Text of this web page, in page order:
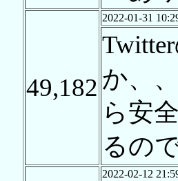
49,182
2022-01-31
か、
ら安
るの
2022-02-12